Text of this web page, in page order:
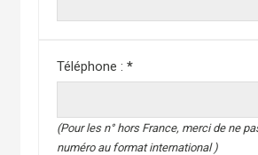
Téléphone :*
(Pour les n° hors France, merci de ne
numéro au format international )